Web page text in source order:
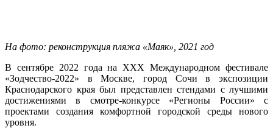
На фото: реконструкция пляжа «Маяк», 2021 год
В сентябре 2022 года на XXX Международном фестивале
«Зодчество-2022» в Москве, город Сочи в экспозиции
Краснодарского края был представлен стендами с лучшими
достижениями в смотре-конкурсе «Регионы России» с
проектами создания комфортной городской среды нового
уровня.